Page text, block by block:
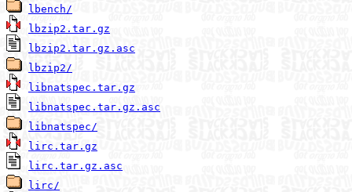
lbench/
lbzip2.tar.gz
lbzip2.tar.gz.asc
lbzip2/
libnatspec.tar.gz
libnatspec.tar.gz.asc
libnatspec/
lirc.tar.gz
lirc.tar.gz.asc
lirc/